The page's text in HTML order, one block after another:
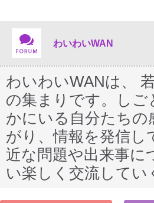
わいわいWAN
わいわいWANは、
の集まりです。しご
かにいる自分たち
がり、情報を発信
近な問題や出来事に
い楽しく交流して